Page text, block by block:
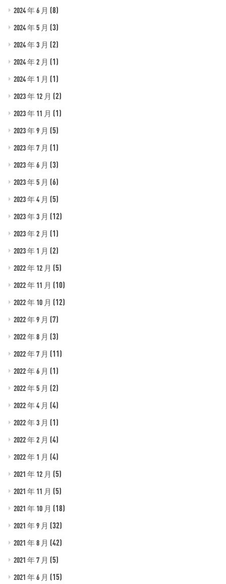
2024 年 6 月 (8)
2024 年 5 月 (3)
2024 年 3 月 (2)
2024 年 2 月 (1)
2024 年 1 月 (1)
2023 年 12 月 (2)
2023 年 11 月 (1)
2023 年 9 月 (5)
2023 年 7 月 (1)
2023 年 6 月 (3)
2023 年 5 月 (6)
2023 年 4 月 (5)
2023 年 3 月 (12)
2023 年 2 月 (1)
2023 年 1 月 (2)
2022 年 12 月 (5)
2022 年 11 月 (10)
2022 年 10 月 (12)
2022 年 9 月 (7)
2022 年 8 月 (3)
2022 年 7 月 (11)
2022 年 6 月 (1)
2022 年 5 月 (2)
2022 年 4 月 (4)
2022 年 3 月 (1)
2022 年 2 月 (4)
2022 年 1 月 (4)
2021 年 12 月 (5)
2021 年 11 月 (5)
2021 年 10 月 (18)
2021 年 9 月 (32)
2021 年 8 月 (42)
2021 年 7 月 (5)
2021 年 6 月 (15)